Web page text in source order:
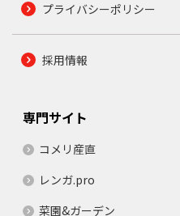
プライバシーポリシー
採用情報
専門サイト
コメリ産直
レンガ.pro
菜園&ガーデン